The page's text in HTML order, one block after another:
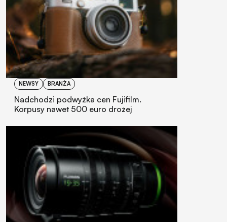
NEWSY BRANŻA
Nadchodzi podwyżka cen Fujifilm.
Korpusy nawet 500 euro drożej